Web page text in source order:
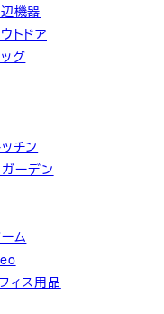
機器
トドア
グ
チン
ガーデン
ム
ィス用品